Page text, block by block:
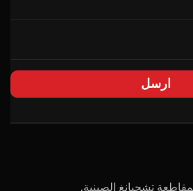
تشجيانغ الصينية.